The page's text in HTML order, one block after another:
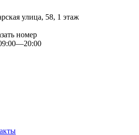
улица, 58, 1 этаж
номер